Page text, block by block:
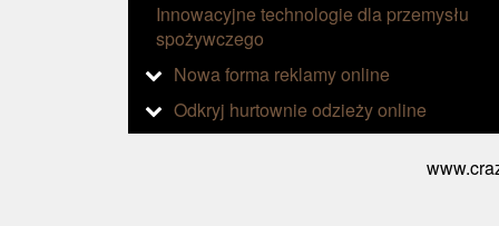
Innowacyjne technologie dla przemysłu
spożywczego
Nowa forma reklamy online
Odkryj hurtownie odzieży online